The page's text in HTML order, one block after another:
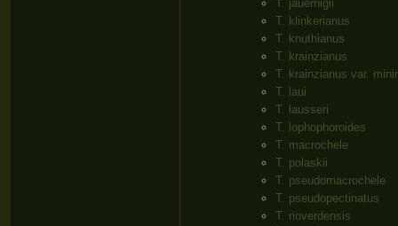
T. jauernigii
T. klinkerianus
T. knuthianus
T. krainzianus
T. krainzianus var.
T. laui
T. lausseri
T. lophophoroides
T. macrochele
T. polaskii
T. pseudomacrochele
T. pseudopectinatus
T. rioverdensis